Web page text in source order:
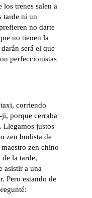
trenes salen a
tarde ni un
no darte
no tienen la
será el que
perfeccionistas
corriendo
porque cerraba
Llegamos justos
zen budista de
zen chino
la tarde,
asistir a una
Pero estando de